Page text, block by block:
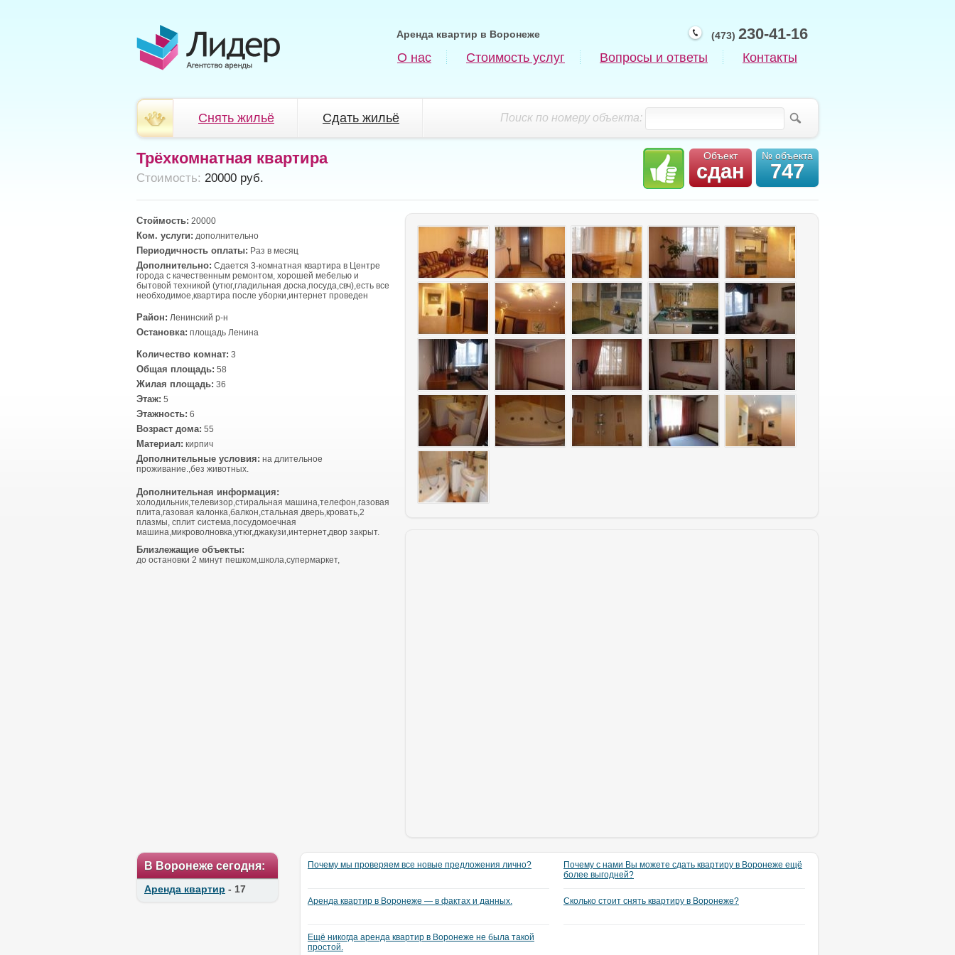
(473) 230-41-16
Аренда квартир в Воронеже
О нас Стоимость услуг Вопросы и ответы Контакты
Поиск по номеру объекта:
Снять жильё Сдать жильё
Объект
сдан
№ объекта
747
Трёхкомнатная квартира
Cтоимость: 20000 руб.
Стоймость: 20000
Ком. услуги: дополнительно
Периодичность оплаты: Раз в месяц
Дополнительно: Сдается 3-комнатная квартира в Центре
города с качественным ремонтом, хорошей мебелью и
бытовой техникой (утюг,гладильная доска,посуда,свч),есть все
необходимое,квартира после уборки,интернет проведен
Район: Ленинский р-н
Остановка: площадь Ленина
Количество комнат: 3
Общая площадь: 58
Жилая площадь: 36
Этаж: 5
Этажность: 6
Возраст дома: 55
Материал: кирпич
Дополнительные условия: на длительное
проживание.,без животных.
Дополнительная информация:
холодильник,телевизор,стиральная машина,телефон,газовая
плита,газовая калонка,балкон,стальная дверь,кровать,2
плазмы, сплит система,посудомоечная
машина,микроволновка,утюг,джакузи,интернет,двор закрыт.
Близлежащие объекты:
до остановки 2 минут пешком,школа,супермаркет,
В Воронеже сегодня:
Аренда квартир - 17
Почему мы проверяем все новые предложения лично?
Аренда квартир в Воронеже — в фактах и данных.
Ещё никогда аренда квартир в Воронеже не была такой
простой.
Почему с нами Вы можете сдать квартиру в Воронеже ещё
более выгодней?
Сколько стоит снять квартиру в Воронеже?